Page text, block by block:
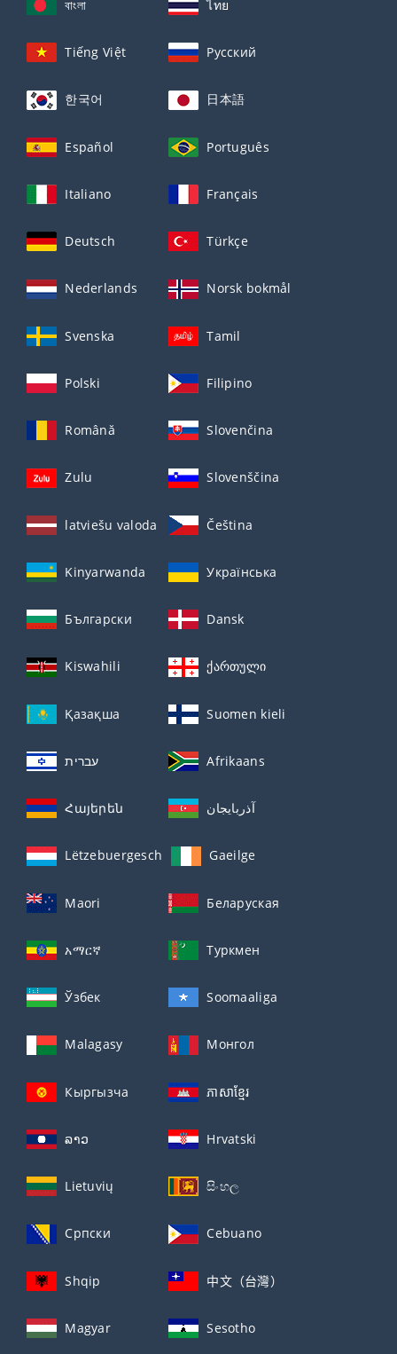
বাংলা ไทย
Tiếng Việt Русский
한국어 日本語
Español Português
Italiano Français
Deutsch Türkçe
Nederlands Norsk bokmål
Svenska Tamil
Polski Filipino
Română Slovenčina
Zulu Slovenščina
latviešu valoda Čeština
Kinyarwanda Українська
Български Dansk
Kiswahili ქართული
Қазақша Suomen kieli
עברית Afrikaans
Հայերեն آذربايجان
Lëtzebuergesch Gaeilge
Maori Беларуская
አማርኛ Туркмен
Ўзбек Soomaaliga
Malagasy Монгол
Кыргызча ភាសាខ្មែរ
ລາວ Hrvatski
Lietuvių සිංහල
Српски Cebuano
Shqip 中文（台灣）
Magyar Sesotho